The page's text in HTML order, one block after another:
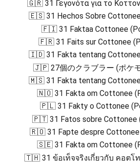
🇬🇷 31 Γεγονότα για το
🇪🇸 31 Hechos Sobre
🇫🇮 31 Faktaa Cottonee
🇫🇷 31 Faits sur Cottonee
🇮🇩 31 Fakta tentang
🇯🇵 27個のクラブラー (ポケ
🇲🇸 31 Fakta tentang
🇳🇴 31 Fakta om Cottonee
🇵🇱 31 Fakty o Cottonee
🇵🇹 31 Fatos sobre Cottonee
🇷🇴 31 Fapte despre Cottonee
🇸🇪 31 Fakta om Cottonee
🇹🇭 31 ข้อเท็จจริงเกี่ยวกับ คอตโ